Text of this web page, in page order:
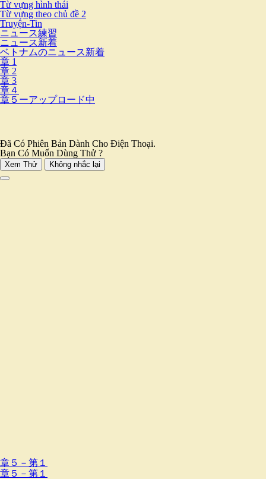
Từ vựng hình thái
Từ vựng theo chủ đề 2
Truyện-Tin
ニュース練習
ニュース新着
ベトナムのニュース新着
章 1
章 2
章 3
章４
章５ーアップロード中
Đã Có Phiên Bản Dành Cho Điện Thoại.
Bạn Có Muốn Dùng Thử ?
Xem Thử Không nhắc lại
章５－第１
章５－第１